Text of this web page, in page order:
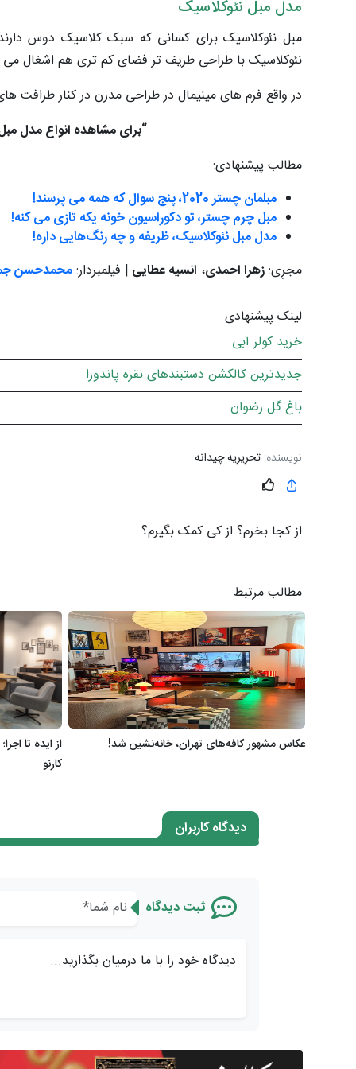
مدل مبل نئوکلاسیک
مبل نئوکلاسیک برای کسانی که سبک کلاسیک دوس
نئوکلاسیک با طراحی ظریف تر فضای کم تری هم اشغال می
در واقع فرم های مینیمال در طراحی مدرن در کنار
“برای مشاهده انواع مدل مبل 1401 و سفارش
مطالب پیشنهادی:
مبلمان چستر 2020، پنج سوال که همه می پرسند!
مبل چرم چستر، تو دکوراسیون خونه یکه تازی می کنه!
مدل مبل نئوکلاسیک، ظریفه و چه رنگ‌هایی داره!
مجرِی:زهرا احمدی، انسیه عطایی | فیلمبردار:محمدحسن
لینک پیشنهادی
خرید کولر آبی
جدیدترین کالکشن دستبندهای نقره پاندورا
باغ گل رضوان
نویسنده: تحریریه چیدانه
از کجا بخرم؟ از کی کمک بگیرم؟
مطالب مرتبط
عکاس مشهور کافه‌های تهران، خانه‌نشین شد!
از ایده تا
کارنو
دیدگاه کاربران
ثبت دیدگاه
دیدگاه خود را با ما درمیان بگذارید...